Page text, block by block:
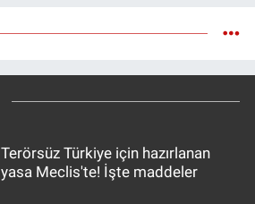
Terörsüz Türkiye için hazırlanan
yasa Meclis'te! İşte maddeler